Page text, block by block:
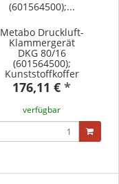
Metabo Druckluft-
Klammergerät
DKG 80/16
(601564500);
Kunststoffkoffer
176,11 € *
verfügbar